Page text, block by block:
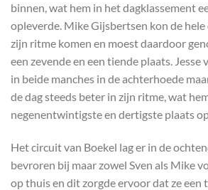
binnen, wat hem in het dagklassement
opleverde. Mike Gijsbertsen kon de
zijn ritme komen en moest daardoor
een zevende en een tiende plaats. Jesse
in beide manches in de achterhoede
de dag steeds beter in zijn ritme, wat
negenentwintigste en dertigste plaats
Het circuit van Boekel lag er in de
bevroren bij maar zowel Sven als Mike
op thuis en dit zorgde ervoor dat ze een